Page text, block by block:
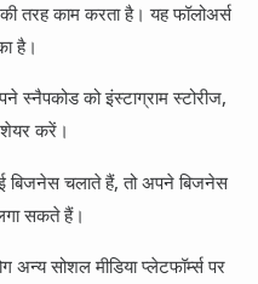
तरह काम करता है। यह फॉलोअर्स
है।
स्नैपकोड को इंस्टाग्राम स्टोरीज,
करें।
चलाते हैं, तो अपने बिजनेस
सकते हैं।
अन्य सोशल मीडिया प्लेटफॉर्म्स पर